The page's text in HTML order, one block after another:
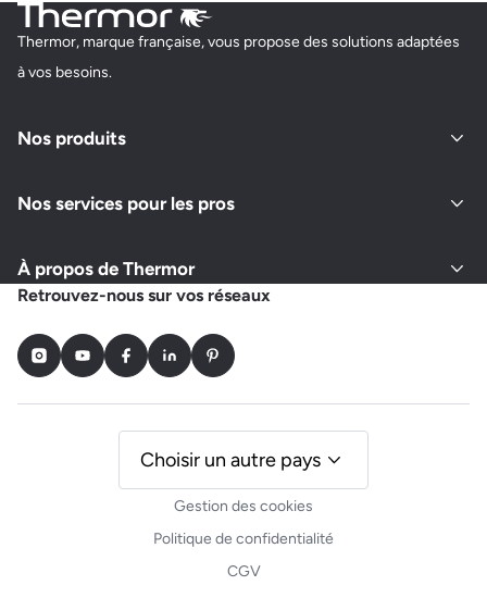
HAPPY-THERMIQUE.FR
59000 LILLE
Fermé actuellement
Demander un devis
DELEPLANQUE ISD
21 RUE DE VALENCIENNE
Fermé actuellement
COTE NOUVELLES ENERGIES
Thermor, marque française, vous propose des solutions adaptées
à vos besoins.
Nos produits
Nos services pour les pros
À propos de Thermor
Retrouvez-nous sur vos réseaux
InstagramYoutubeFacebookLinkedInPinterest
Gestion des cookies
Politique de confidentialité
CGV
Choisir un autre pays